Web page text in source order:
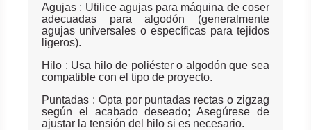
Agujas : Utilice agujas para máquina de coser
adecuadas para algodón (generalmente
agujas universales o específicas para tejidos
ligeros).
Hilo : Usa hilo de poliéster o algodón que sea
compatible con el tipo de proyecto.
Puntadas : Opta por puntadas rectas o zigzag
según el acabado deseado; Asegúrese de
ajustar la tensión del hilo si es necesario.